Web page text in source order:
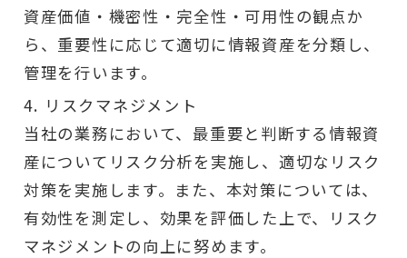
資産価値・機密性・完全性・可用性の観点か
ら、重要性に応じて適切に情報資産を分類し、
管理を行います。
リスクマネジメント
当社の業務において、最重要と判断する情報資
産についてリスク分析を実施し、適切なリスク
対策を実施します。また、本対策については、
有効性を測定し、効果を評価した上で、リスク
マネジメントの向上に努めます。